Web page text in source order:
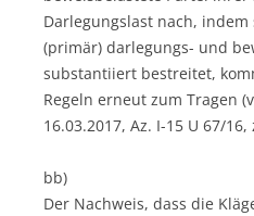
Darlegungslast nach,
(primär) darlegungs- und
substantiiert bestreitet,
Regeln erneut zum Tragen
16.03.2017, Az. I-15 U 67/
bb)
Der Nachweis, dass die